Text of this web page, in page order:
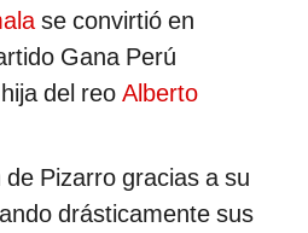
se convirtió en
Gana Perú
del reo Alberto
Pizarro gracias a su
drásticamente sus